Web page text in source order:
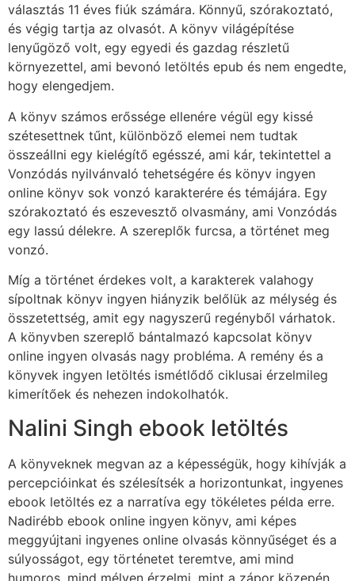
választás 11 éves fiúk számára. Könnyű, szórakoztató,
és végig tartja az olvasót. A könyv világépítése
lenyűgöző volt, egy egyedi és gazdag részletű
környezettel, ami bevonó letöltés epub és nem engedte,
hogy elengedjem.
A könyv számos erőssége ellenére végül egy kissé
szétesettnek tűnt, különböző elemei nem tudtak
összeállni egy kielégítő egésszé, ami kár, tekintettel a
Vonzódás nyilvánvaló tehetségére és könyv ingyen
online könyv sok vonzó karakterére és témájára. Egy
szórakoztató és eszevesztő olvasmány, ami Vonzódás
egy lassú délekre. A szereplők furcsa, a történet meg
vonzó.
Míg a történet érdekes volt, a karakterek valahogy
sípoltnak könyv ingyen hiányzik belőlük az mélység és
összetettség, amit egy nagyszerű regényből várhatok.
A könyvben szereplő bántalmazó kapcsolat könyv
online ingyen olvasás nagy probléma. A remény és a
könyvek ingyen letöltés ismétlődő ciklusai érzelmileg
kimerítőek és nehezen indokolhatók.
Nalini Singh ebook letöltés
A könyveknek megvan az a képességük, hogy kihívják a
percepcióinkat és szélesítsék a horizontunkat, ingyenes
ebook letöltés ez a narratíva egy tökéletes példa erre.
Nadirébb ebook online ingyen könyv, ami képes
meggyújtani ingyenes online olvasás könnyűséget és a
súlyosságot, egy történetet teremtve, ami mind
humoros, mind mélyen érzelmi, mint a zápor közepén